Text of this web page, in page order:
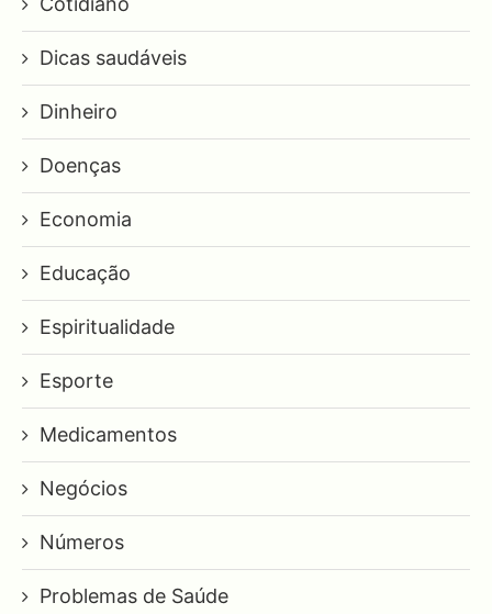
Dicas saudáveis
Dinheiro
Doenças
Economia
Educação
Espiritualidade
Esporte
Medicamentos
Negócios
Números
Problemas de Saúde